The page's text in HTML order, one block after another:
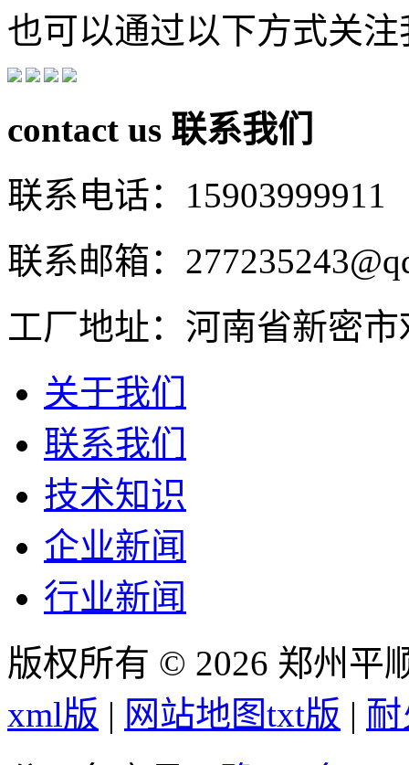
也可以通过以下方式关注
contact us 联系我们
联系电话：15903999911
联系邮箱：
工厂地址：河南省新密
关于我们
联系我们
技术知识
企业新闻
行业新闻
版权所有 © 2026 郑州平
xml版 | 网站地图txt版 |